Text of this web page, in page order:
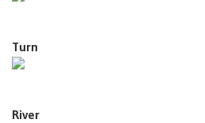
Turn
River